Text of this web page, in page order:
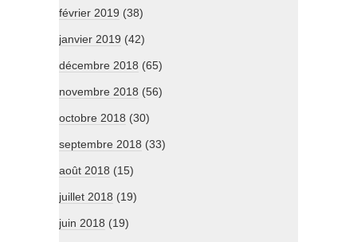
février 2019 (38)
janvier 2019 (42)
décembre 2018 (65)
novembre 2018 (56)
octobre 2018 (30)
septembre 2018 (33)
août 2018 (15)
juillet 2018 (19)
juin 2018 (19)